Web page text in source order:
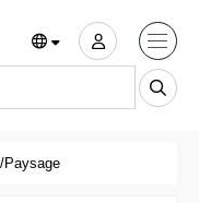
Paysage